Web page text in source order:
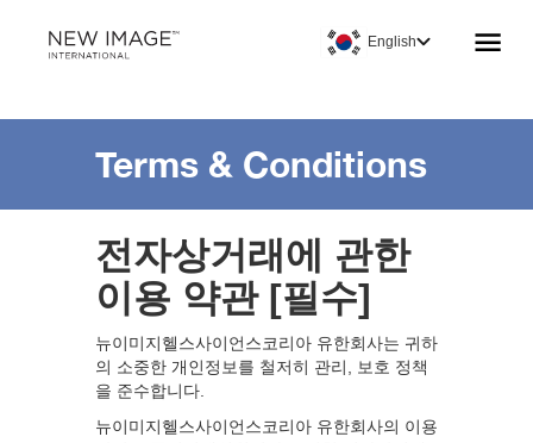
Terms & Conditions
전자상거래에 관한
이용 약관 [필수]
뉴이미지헬스사이언스코리아 유한회사는 귀하
의 소중한 개인정보를 철저히 관리, 보호 정책
을 준수합니다.
뉴이미지헬스사이언스코리아 유한회사의 이용
English